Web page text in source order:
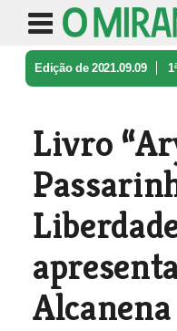
Edição de 2021.09.09
Livro
Alcanena